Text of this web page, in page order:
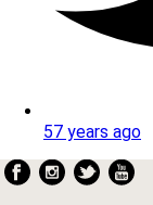
57 years ago